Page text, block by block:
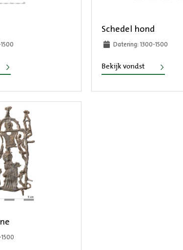
Schedel hond
Datering: 1300-1500
Bekijk vondst Schedel